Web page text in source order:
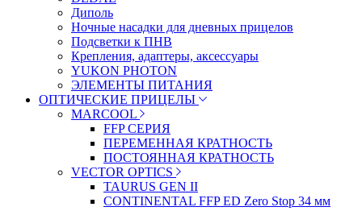
Диполь
Ночные насадки для дневных прицелов
Подсветки к ПНВ
Крепления, адаптеры, аксессуары
YUKON PHOTON
ЭЛЕМЕНТЫ ПИТАНИЯ
ОПТИЧЕСКИЕ ПРИЦЕЛЫ
MARCOOL
FFP СЕРИЯ
ПЕРЕМЕННАЯ КРАТНОСТЬ
ПОСТОЯННАЯ КРАТНОСТЬ
VECTOR OPTICS
TAURUS GEN II
CONTINENTAL FFP ED Zero Stop 34 мм